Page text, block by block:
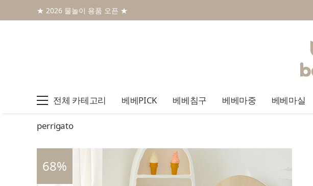
★ 2026 물놀이 용품 오픈 ★
전체 카테고리 베베PICK 베베침구 베베마중 베베마실
perrigato
68%